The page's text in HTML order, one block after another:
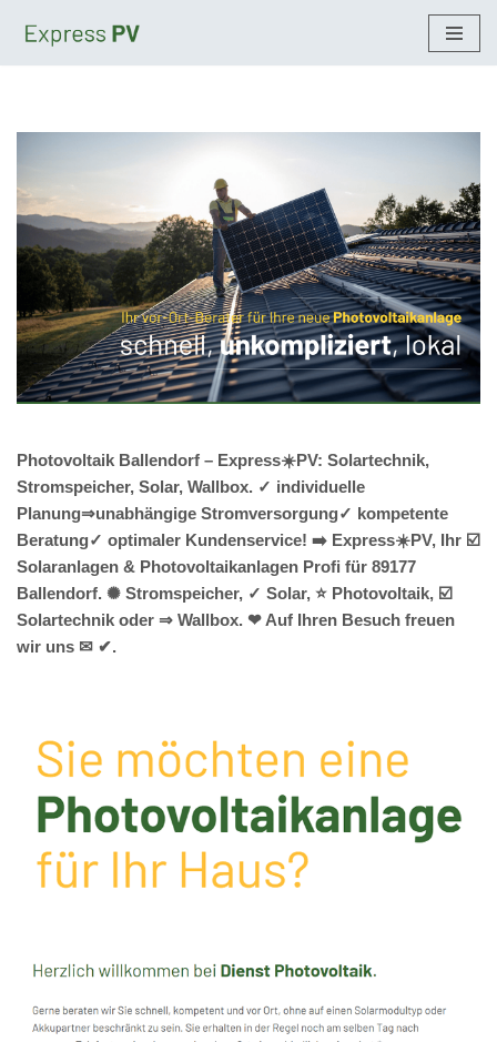
Photovoltaik Ballendorf – Express☀️PV️: Solartechnik,
Stromspeicher, Solar, Wallbox. ✓ individuelle
Planung⇒unabhängige Stromversorgung✓ kompetente
Beratung✓ optimaler Kundenservice! ➡️ Express☀️PV️, Ihr ☑️
Solaranlagen & Photovoltaikanlagen Profi für 89177
Ballendorf. ✺ Stromspeicher, ✓ Solar, ⭐ Photovoltaik, ☑️
Solartechnik oder ⇒ Wallbox. ❤ Auf Ihren Besuch freuen
wir uns ✉ ✔.